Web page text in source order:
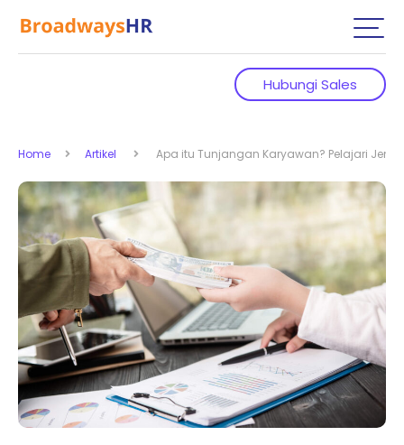
Hubungi Sales
Home Artikel Apa itu Tunjangan Karyawan? Pelajari